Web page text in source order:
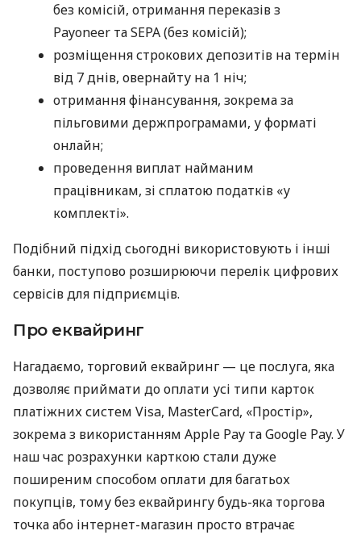
без комісій, отримання переказів з
Payoneer та SEPA (без комісій);
розміщення строкових депозитів на термін
від 7 днів, овернайту на 1 ніч;
отримання фінансування, зокрема за
пільговими держпрограмами, у форматі
онлайн;
проведення виплат найманим
працівникам, зі сплатою податків «у
комплекті».
Подібний підхід сьогодні використовують і інші
банки, поступово розширюючи перелік цифрових
сервісів для підприємців.
Про еквайринг
Нагадаємо, торговий еквайринг — це послуга, яка
дозволяє приймати до оплати усі типи карток
платіжних систем Visa, MasterCard, «Простір»,
зокрема з використанням Apple Pay та Google Pay. У
наш час розрахунки карткою стали дуже
поширеним способом оплати для багатьох
покупців, тому без еквайрингу будь-яка торгова
точка або інтернет-магазин просто втрачає